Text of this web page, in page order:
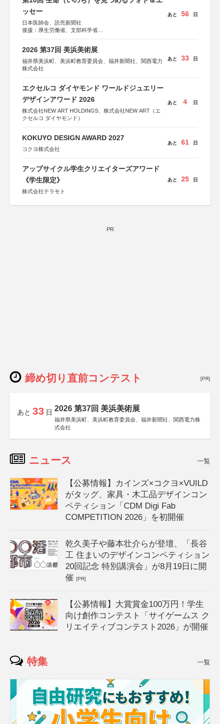
ッセー
日本医師会、読売新聞社
後援：厚生労働省、文部科学省
しん生命保険株式会社
あと 56 日
2026 第37回 美浜美術展
福井県美浜町、美浜町教育委員会、福井新聞社、関西電力
株式会社
あと 33 日
エクセルコ ダイヤモンド ワールドジュエリー
デザインアワード 2026
株式会社NEW ART HOLDINGS、株式会社NEW ART（エ
クセルコ ダイヤモンド）
あと 4 日
KOKUYO DESIGN AWARD 2027
コクヨ株式会社
あと 61 日
アップサイクル学生クリエイターズアワード
《学生限定》
株式会社テラモト
あと 25 日
PR
締め切り直前コンテスト [PR]
あと 33 日 2026 第37回 美浜美術展
福井県美浜町、美浜町教育委員会、福井新聞社、関西電力株
式会社
ニュース 一覧
【公募情報】カインズ×コクヨ×VUILD
がタッグ、家具・木工品デザインコン
ペティション「CDM Digi Fab
COMPETITION 2026」を初開催
乾久美子や藤本壮介らが登壇、「長谷
工 住まいのデザインコンペティション
20回記念 特別講演会」が8月19日に開
催[PR]
【公募情報】大賞賞金100万円！学生
向け創作コンテスト「サイゲームス ク
リエイティブコンテスト2026」が開催
特集 一覧